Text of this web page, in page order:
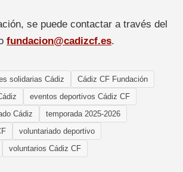
se puede contactar a través del
fundacion@cadizcf.es.
solidarias Cádiz
Cádiz CF Fundación
eventos deportivos Cádiz CF
Cádiz
temporada 2025-2026
voluntariado deportivo
voluntarios Cádiz CF